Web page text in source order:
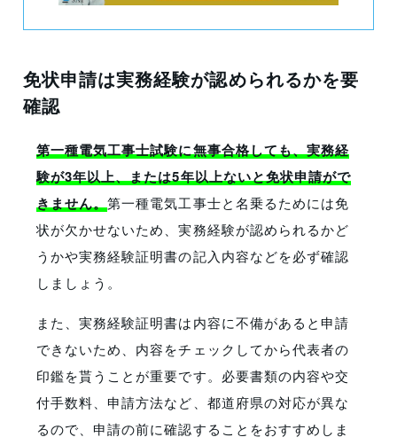
免状申請は実務経験が認められるかを要
確認
第一種電気工事士試験に無事合格しても、実務経
験が3年以上、または5年以上ないと免状申請がで
きません。第一種電気工事士と名乗るためには免
状が欠かせないため、実務経験が認められるかど
うかや実務経験証明書の記入内容などを必ず確認
しましょう。
また、実務経験証明書は内容に不備があると申請
できないため、内容をチェックしてから代表者の
印鑑を貰うことが重要です。必要書類の内容や交
付手数料、申請方法など、都道府県の対応が異な
るので、申請の前に確認することをおすすめしま